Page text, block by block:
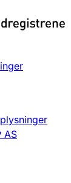
til
AS